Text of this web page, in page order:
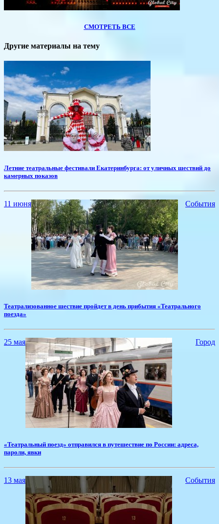
СМОТРЕТЬ ВСЕ
Другие материалы на тему
Летние театральные фестивали Екатеринбурга: от уличных шествий до
камерных показов
11 июня События
​Театрализованное шествие пройдет в день прибытия «Театрального
поезда»
25 мая Город
​«Театральный поезд» отправился в путешествие по России: адреса,
пароли, явки
13 мая События